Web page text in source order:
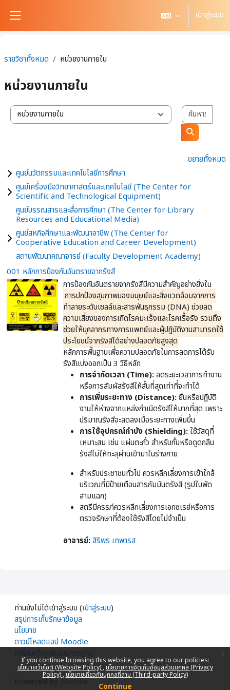
If you continue browsing this website, you agree to our policies:
นโยบายเว็บไซต์ (Website Policy) นโยบายการจัดเก็บข้อมูลส่วนบุคคล (Privacy
Policy) นโยบายเกี่ยวกับบุคคลที่สาม (Third-party Policy)
Continue
เข้าสู่ระบบ
รายวิชาทั้งหมด หน่วยงานภายใน
หน่วยงานภายใน
สาขาวิชา / สำนักวิชา
ค้นหารายวิช
ขยายทั้งหมด
ศูนย์นวัตกรรมและเทคโนโลยีการศึกษา
ศูนย์เครื่องมือวิทยาศาสตร์และเทคโนโลยี (The Center for
Scientific and Technological Equipment)
ศูนย์บรรณสารและสื่อการศึกษา (The Center for Library
Resources and Educational Media)
ศูนย์สหกิจศึกษาและพัฒนาอาชีพ (The Center for
Cooperative Education and Career Development)
สถานพัฒนาคณาจารย์ (Faculty Development Academy)
001 หลักการป้องกันอันตรายจากรังสี
การป้องกันอันตรายจากรังสีมีความสำคัญอย่างยิ่งใน
การปกป้องสุขภาพของมนุษย์และสิ่งแวดล้อมจากการ
ทำลายระดับเซลล์และสารพันธุกรรม (DNA) ช่วยลด
ความเสี่ยงของการเกิดโรคมะเร็งและโรคเรื้อรัง รวมถึง
ช่วยให้บุคลากรทางการแพทย์และผู้ปฏิบัติงานสามารถใช้
ประโยชน์จากรังสีได้อย่างปลอดภัยสูงสุด
หลักการพื้นฐานเพื่อความปลอดภัยในการลดการได้รับ
รังสีแบ่งออกเป็น 3 วิธีหลัก
การจำกัดเวลา (Time):ลดระยะเวลาการทำงาน
หรือการสัมผัสรังสีให้สั้นที่สุดเท่าที่จะทำได้
การเพิ่มระยะทาง (Distance):ยืนหรือปฏิบัติ
งานให้ห่างจากแหล่งกำเนิดรังสีให้มากที่สุด เพราะ
ปริมาณรังสีจะลดลงเมื่อระยะทางเพิ่มขึ้น
การใช้อุปกรณ์กำบัง (Shielding):ใช้วัสดุที่
เหมาะสม เช่น แผ่นตะกั่ว สำหรับกั้นหรือดูดกลืน
รังสีไม่ให้ทะลุผ่านเข้ามาในร่างกาย
สำหรับประชาชนทั่วไป ควรหลีกเลี่ยงการเข้าใกล้
บริเวณที่มีป้ายเตือนสารกัมมันตรังสี (รูปใบพัด
สามแฉก)
สตรีมีครรภ์ควรหลีกเลี่ยงการเอกซเรย์หรือการ
ตรวจรักษาที่ต้องใช้รังสีโดยไม่จำเป็น
อาจารย์:สิริพร เทพารส
ท่านยังไม่ได้เข้าสู่ระบบ (เข้าสู่ระบบ)
สรุปการเก็บรักษาข้อมูล
นโยบาย
ดาวน์โหลดแอป Moodle
เปลี่ยนเป็นรูปแบบมาตรฐาน
Powered byMoodle